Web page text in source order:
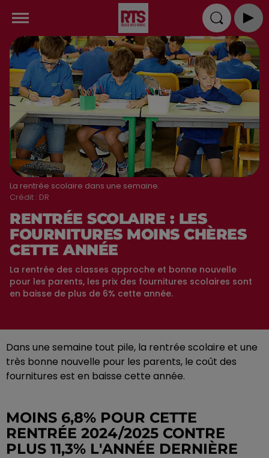
La rentrée scolaire dans une semaine.
Crédit : DR
RENTRÉE SCOLAIRE : LES
FOURNITURES MOINS CHÈRES
CETTE ANNÉE
La rentrée des classes approche et bonne nouvelle
pour les parents, les prix des fournitures scolaires sont
en baisse de plus de 6% cette année.
Dans une semaine tout pile, la rentrée scolaire et une
très bonne nouvelle pour les parents, le coût des
fournitures est en baisse cette année.
MOINS 6,8% POUR CETTE
RENTRÉE 2024/2025 CONTRE
PLUS 11,3% L'ANNÉE DERNIÈRE